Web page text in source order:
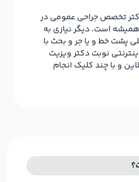
تخصص جراحی عمومی در
همیشه است. دیگر نیازی به
پشت خط و یا جر و بحث با
نوبت دکتر ویزیت
و با چند کلیک انجام